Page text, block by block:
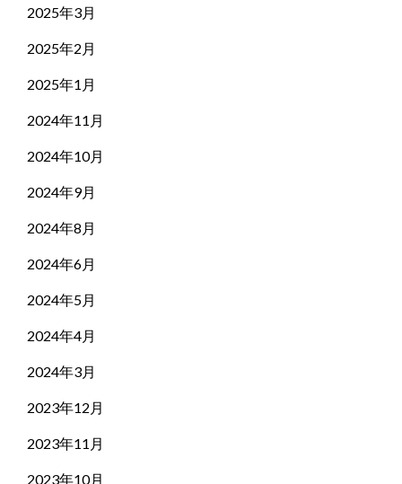
2025年3月
2025年2月
2025年1月
2024年11月
2024年10月
2024年9月
2024年8月
2024年6月
2024年5月
2024年4月
2024年3月
2023年12月
2023年11月
2023年10月